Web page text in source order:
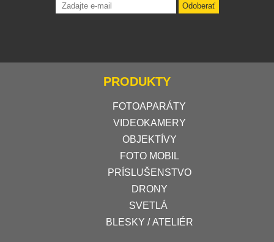
Odoberať
PRODUKTY
FOTOAPARÁTY
VIDEOKAMERY
OBJEKTÍVY
FOTO MOBIL
PRÍSLUŠENSTVO
DRONY
SVETLÁ
BLESKY / ATELIÉR